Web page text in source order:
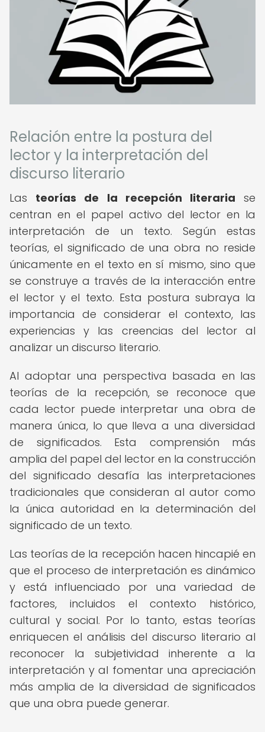
Relación entre la postura del
lector y la interpretación del
discurso literario
Las teorías de la recepción literaria se
centran en el papel activo del lector en la
interpretación de un texto. Según estas
teorías, el significado de una obra no reside
únicamente en el texto en sí mismo, sino que
se construye a través de la interacción entre
el lector y el texto. Esta postura subraya la
importancia de considerar el contexto, las
experiencias y las creencias del lector al
analizar un discurso literario.
Al adoptar una perspectiva basada en las
teorías de la recepción, se reconoce que
cada lector puede interpretar una obra de
manera única, lo que lleva a una diversidad
de significados. Esta comprensión más
amplia del papel del lector en la construcción
del significado desafía las interpretaciones
tradicionales que consideran al autor como
la única autoridad en la determinación del
significado de un texto.
Las teorías de la recepción hacen hincapié en
que el proceso de interpretación es dinámico
y está influenciado por una variedad de
factores, incluidos el contexto histórico,
cultural y social. Por lo tanto, estas teorías
enriquecen el análisis del discurso literario al
reconocer la subjetividad inherente a la
interpretación y al fomentar una apreciación
más amplia de la diversidad de significados
que una obra puede generar.